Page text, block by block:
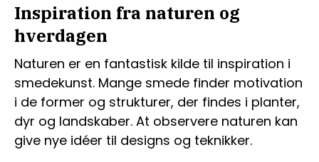
Inspiration fra naturen og
hverdagen
Naturen er en fantastisk kilde til inspiration i
smedekunst. Mange smede finder motivation
i de former og strukturer, der findes i planter,
dyr og landskaber. At observere naturen kan
give nye idéer til designs og teknikker.